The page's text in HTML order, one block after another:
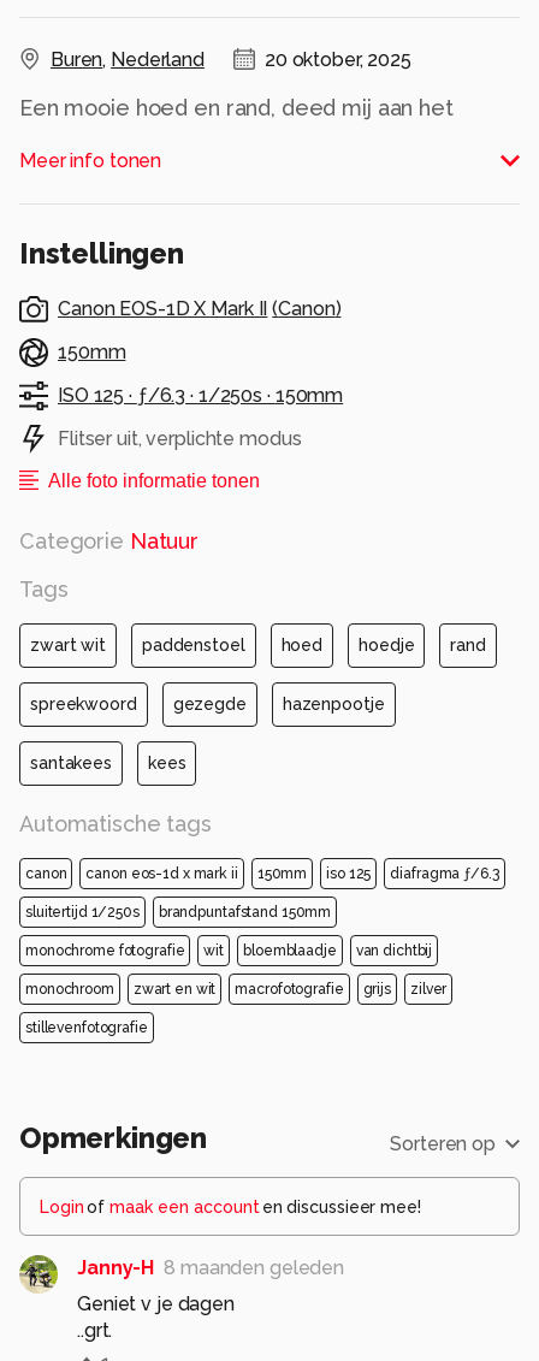
Buren, Nederland 20 oktober, 2025
Een mooie hoed en rand, deed mij aan het
weten.
Hier een zwart wit versie op los gelaten.
Dank voor alle reacties op mijn vorige foto's.
Ga er even tussenuit en zal dus wat minder
reageren.
Groeten
Kees
Alle rechten voorbehouden
Meer info tonen
Instellingen
Canon EOS-1D X Mark II (Canon)
150mm
ISO 125 · ƒ/6.3 · 1/250s · 150mm
Flitser uit, verplichte modus
Alle foto informatie tonen
Categorie Natuur
Tags
zwart wit paddenstoel hoed hoedje rand
spreekwoord gezegde hazenpootje
santakees kees
Automatische tags
canon canon eos-1d x mark ii 150mm iso 125 diafragma ƒ/6.3
sluitertijd 1/250s brandpuntafstand 150mm
monochrome fotografie wit bloemblaadje van dichtbij
monochroom zwart en wit macrofotografie grijs zilver
stillevenfotografie
Opmerkingen Sorteren op
Loginof maak een account en discussieer mee!
Janny-H 8 maanden geleden
Geniet v je dagen
..grt.